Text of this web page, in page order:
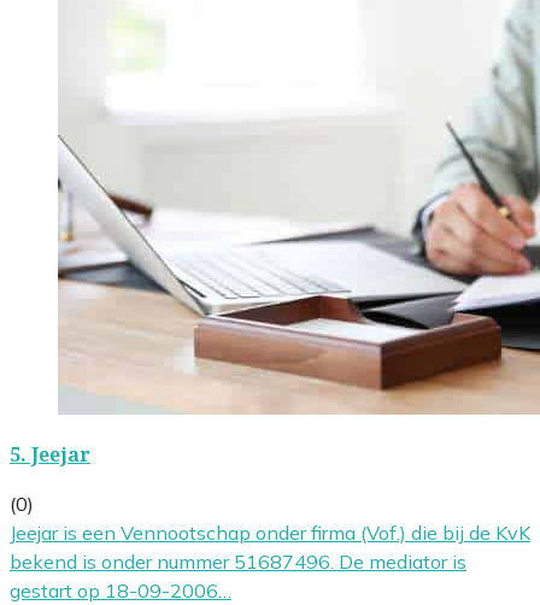
5. Jeejar
(0)
Jeejar is een Vennootschap onder firma (Vof.) die bij de KvK
bekend is onder nummer 51687496. De mediator is
gestart op 18-09-2006…